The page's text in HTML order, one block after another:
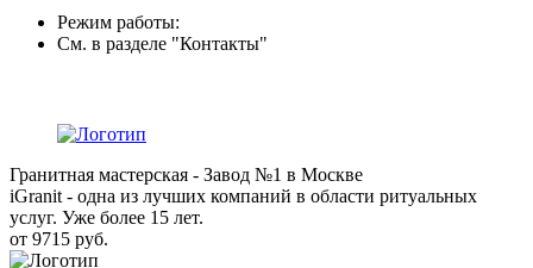
Режим работы:
См. в разделе "Контакты"
Гранитная мастерская - Завод №1 в Москве
iGranit - одна из лучших компаний в области ритуальных
услуг. Уже более 15 лет.
от 9715 руб.